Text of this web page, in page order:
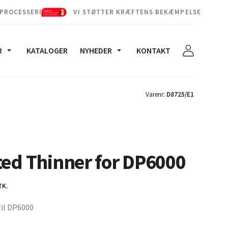
VI STØTTER KRÆFTENS BEKÆMPELSE
KATALOGER NYHEDER KONTAKT
Varenr: D8725/E1
Thinner for DP6000
DP6000